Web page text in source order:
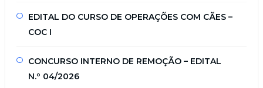
EDITAL DO CURSO DE OPERAÇÕES COM CÃES –
COC I
CONCURSO INTERNO DE REMOÇÃO – EDITAL
N.º 04/2026